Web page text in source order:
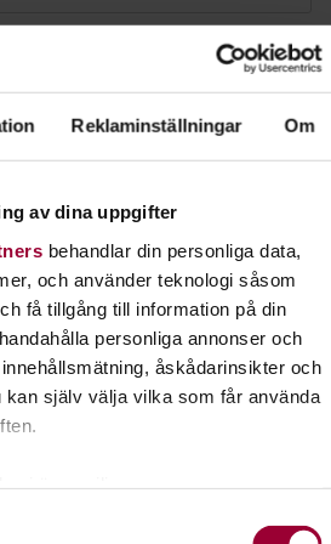
Reklaminställningar Om
av dina uppgifter
behandlar din personliga data,
och använder teknologi såsom
få tillgång till information på din
personliga annonser och
åskådarinsikter och
kan själv välja vilka som får använda
E-mail
som rör konsumtion. Våra
oss människor, naturen och
mer om ämnet